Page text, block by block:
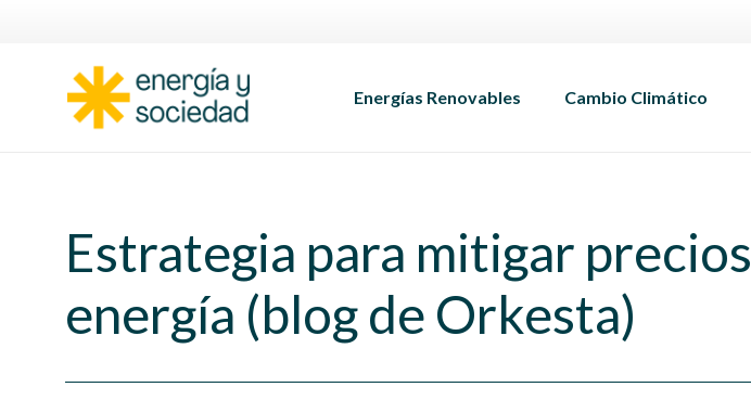
Energías Renovables Cambio Climático
Estrategia para mitigar precios
energía (blog de Orkesta)